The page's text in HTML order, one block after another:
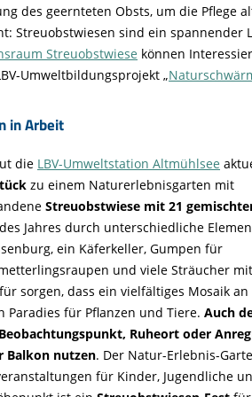
des geernteten Obsts, um die
Streuobstwiesen sind ein spannender
Streuobstwiese können
Umweltbildungsprojekt „
in Arbeit
die LBV-Umweltstation Altmühlsee
zu einem Naturerlebnisgarten mit
Streuobstwiese mit 21
Jahres durch unterschiedliche
ein Käferkeller, Gumpen für
und viele Sträucher mit
sorgen, dass ein vielfältiges Mosaik an
Paradies für Pflanzen und Tiere. Auch
Ruheort oder
Balkon nutzen. Der Natur-Erlebnis-
für Kinder, Jugendliche